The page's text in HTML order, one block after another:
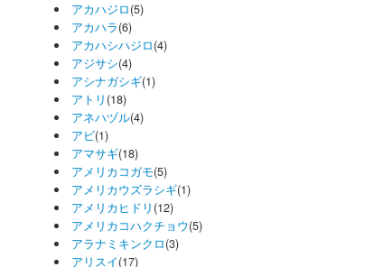
アカハジロ(5)
アカハラ(6)
アカハシハジロ(4)
アジサシ(4)
アシナガシギ(1)
アトリ (18)
アネハヅル(4)
アビ(1)
アマサギ(18)
アメリカコガモ(5)
アメリカウズラシギ(1)
アメリカヒドリ (12)
アメリカコハクチョウ(5)
アラナミキンクロ(3)
アリスイ(17)